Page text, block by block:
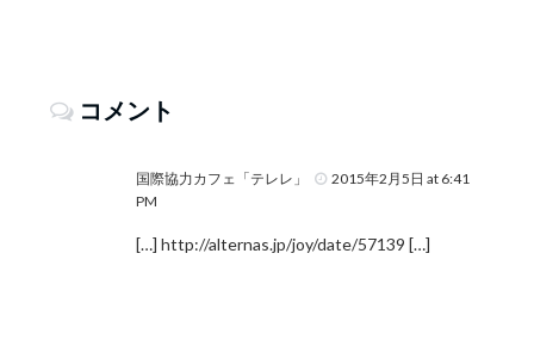
コメント
国際協力カフェ「テレレ」
2015年2月5日 at 6:41
PM
[…]http://alternas.jp/joy/date/57139 […]